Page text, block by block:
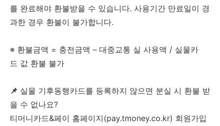
를 완료해야 환불받을 수 있습니다. 사용기간 만료일이 경
과한 경우 환불이 불가합니다.
※ 환불금액 = 충전금액 – 대중교통 실 사용액 / 실물카
드 값 환불 불가
📌 실물 기후동행카드를 등록하지 않으면 분실 시 환불 받
을 수 없나요?
티머니카드&페이 홈페이지(pay.tmoney.co.kr) 회원가입